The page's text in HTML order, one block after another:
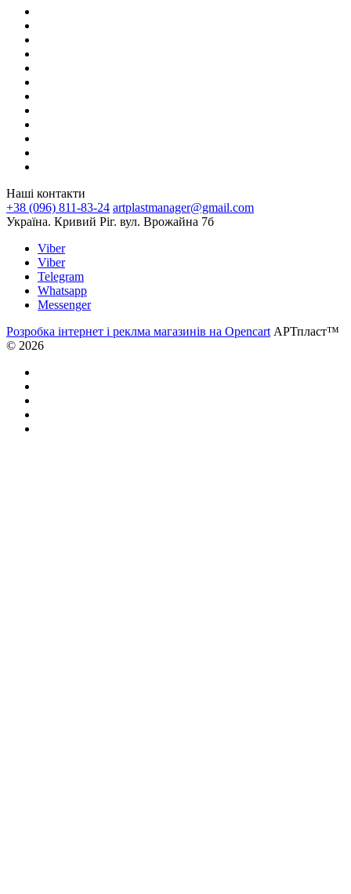
Наші контакти
+38 (096) 811-83-24 artplastmanager@gmail.com
Україна. Кривий Ріг. вул. Врожайна 7б
Viber
Viber
Telegram
Whatsapp
Messenger
Розробка інтернет і реклма магазинів на Opencart АРТпласт™
© 2026